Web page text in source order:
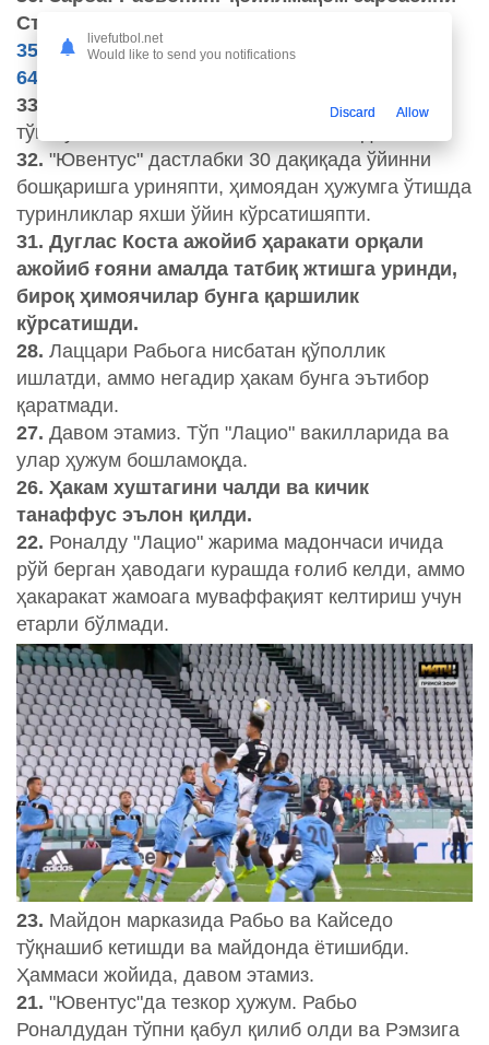
Стракоша қайтаришга эришди.
35. Тўпга эгалик қилиш бўйича статистика:
64% - 36%
33 . Рабьо узоқдан зарба беришга қарор қилди,
тўп Луис Фелипенинг оёғига тегиб кетди.
32. "Ювентус" дастлабки 30 дақиқада ўйинни
бошқаришга уриняпти, ҳимоядан ҳужумга ўтишда
туринликлар яхши ўйин кўрсатишяпти.
31. Дуглас Коста ажойиб ҳаракати орқали
ажойиб ғояни амалда татбиқ жтишга уринди,
бироқ ҳимоячилар бунга қаршилик
кўрсатишди.
28. Лаццари Рабьога нисбатан қўполлик
ишлатди, аммо негадир ҳакам бунга эътибор
қаратмади.
27. Давом этамиз. Тўп "Лацио" вакилларида ва
улар ҳужум бошламоқда.
26. Ҳакам хуштагини чалди ва кичик
танаффус эълон қилди.
22. Роналду "Лацио" жарима мадончаси ичида
рўй берган ҳаводаги курашда ғолиб келди, аммо
ҳакаракат жамоага муваффақият келтириш учун
етарли бўлмади.
23. Майдон марказида Рабьо ва Кайседо
тўқнашиб кетишди ва майдонда ётишибди.
Ҳаммаси жойида, давом этамиз.
21. "Ювентус"да тезкор ҳужум. Рабьо
Роналдудан тўпни қабул қилиб олди ва Рэмзига
livefutbol.net
Would like to send you notifications
Discard Allow